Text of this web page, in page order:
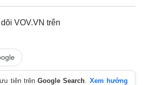
VOV.VN trên
ưu tiên trênGoogle Search. Xem hướng